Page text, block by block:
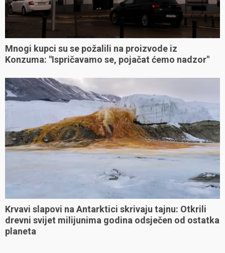
Mnogi kupci su se požalili na proizvode iz
Konzuma: "Ispričavamo se, pojačat ćemo nadzor"
Krvavi slapovi na Antarktici skrivaju tajnu: Otkrili
drevni svijet milijunima godina odsječen od ostatka
planeta